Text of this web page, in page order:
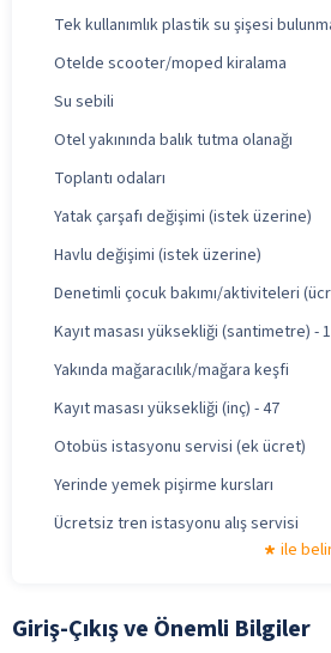
Tek kullanımlık plastik su şişesi
Otelde scooter/moped kiralama
Su sebili
Otel yakınında balık tutma olanağı
Toplantı odaları
Yatak çarşafı değişimi (istek üzerine)
Havlu değişimi (istek üzerine)
Denetimli çocuk bakımı/aktiviteleri
Kayıt masası yüksekliği (santimetre) -
Yakında mağaracılık/mağara keşfi
Kayıt masası yüksekliği (inç) - 47
Otobüs istasyonu servisi (ek ücret)
Yerinde yemek pişirme kursları
Ücretsiz tren istasyonu alış servisi
ile
Giriş-Çıkış ve Önemli Bilgiler